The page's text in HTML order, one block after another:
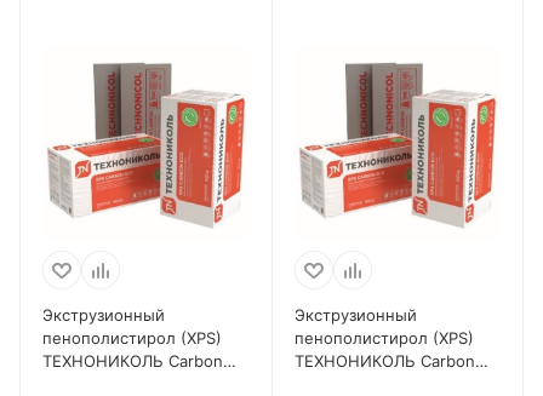
Экструзионный
пенополистирол (XPS)
ТЕХНОНИКОЛЬ Carbon
Экструзионный
пенополистирол (XPS)
ТЕХНОНИКОЛЬ Carbon